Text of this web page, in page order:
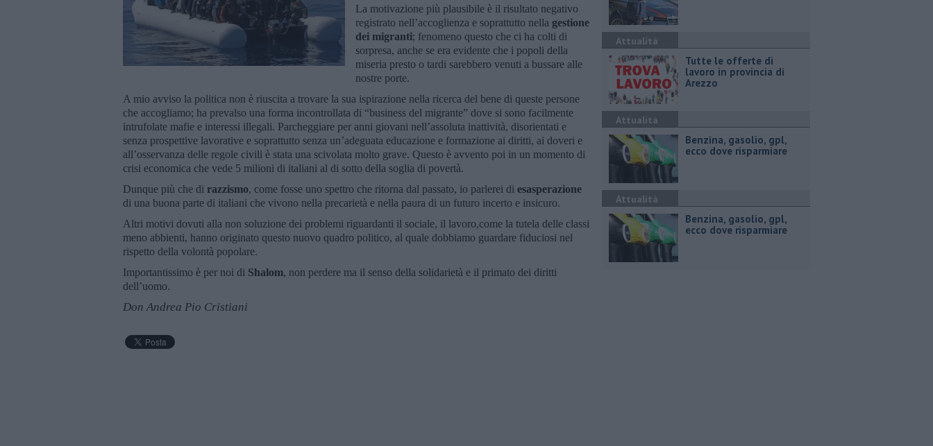
La motivazione più plausibile è il risultato negativo
registrato nell’accoglienza e soprattutto nella gestione
dei migranti; fenomeno questo che ci ha colti di
sorpresa, anche se era evidente che i popoli della
miseria presto o tardi sarebbero venuti a bussare alle
nostre porte.
A mio avviso la politica non è riuscita a trovare la sua ispirazione nella ricerca del bene di queste persone
che accogliamo; ha prevalso una forma incontrollata di “business del migrante” dove si sono facilmente
intrufolate mafie e interessi illegali. Parcheggiare per anni giovani nell’assoluta inattività, disorientati e
senza prospettive lavorative e soprattutto senza un’adeguata educazione e formazione ai diritti, ai doveri e
all’osservanza delle regole civili è stata una scivolata molto grave. Questo è avvento poi in un momento di
crisi economica che vede 5 milioni di italiani al di sotto della soglia di povertà.
Dunque più che di razzismo, come fosse uno spettro che ritorna dal passato, io parlerei di esasperazione
di una buona parte di italiani che vivono nella precarietà e nella paura di un futuro incerto e insicuro.
Altri motivi dovuti alla non soluzione dei problemi riguardanti il sociale, il lavoro,come la tutela delle classi
meno abbienti, hanno originato questo nuovo quadro politico, al quale dobbiamo guardare fiduciosi nel
rispetto della volontà popolare.
Importantissimo è per noi di Shalom, non perdere ma il senso della solidarietà e il primato dei diritti
dell’uomo.
Don Andrea Pio Cristiani
Attualità
​Tutte le offerte di
lavoro in provincia di
Arezzo
Attualità
​Benzina, gasolio, gpl,
ecco dove risparmiare
Attualità
​Benzina, gasolio, gpl,
ecco dove risparmiare